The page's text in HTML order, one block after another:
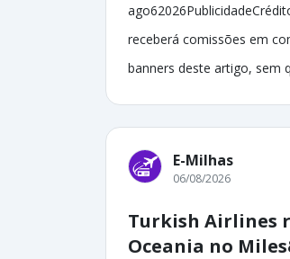
receberá comissões em
banners deste artigo, sem
E-Milhas
06/08/2026
Turkish Airlines
Oceania no